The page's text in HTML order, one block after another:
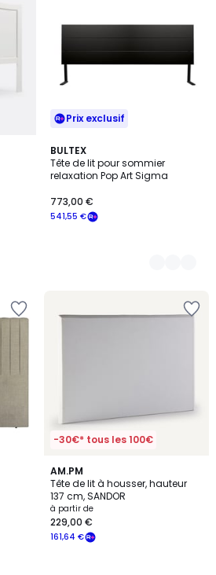
Prix exclusif
BULTEX
Tête de lit pour sommier
relaxation Pop Art Sigma
541,55 €
773,00 €
2
Couleurs
-30€* tous les 100€
AM.PM
Tête de lit à housser, hauteur
137 cm, SANDOR
à partir de
161,64 €
229,00 €
4,4
/ 5